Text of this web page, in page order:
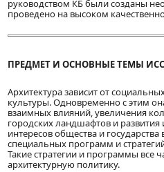
руководством КБ были созданы
проведено на высоком
ПРЕДМЕТ И ОСНОВНЫЕ ТЕМЫ
Архитектура зависит от
культуры. Одновременно с этим
взаимных влияний, увеличения
городских ландшафтов и
интересов общества и
специальных программ и
Такие стратегии и программы
архитектурную политику.